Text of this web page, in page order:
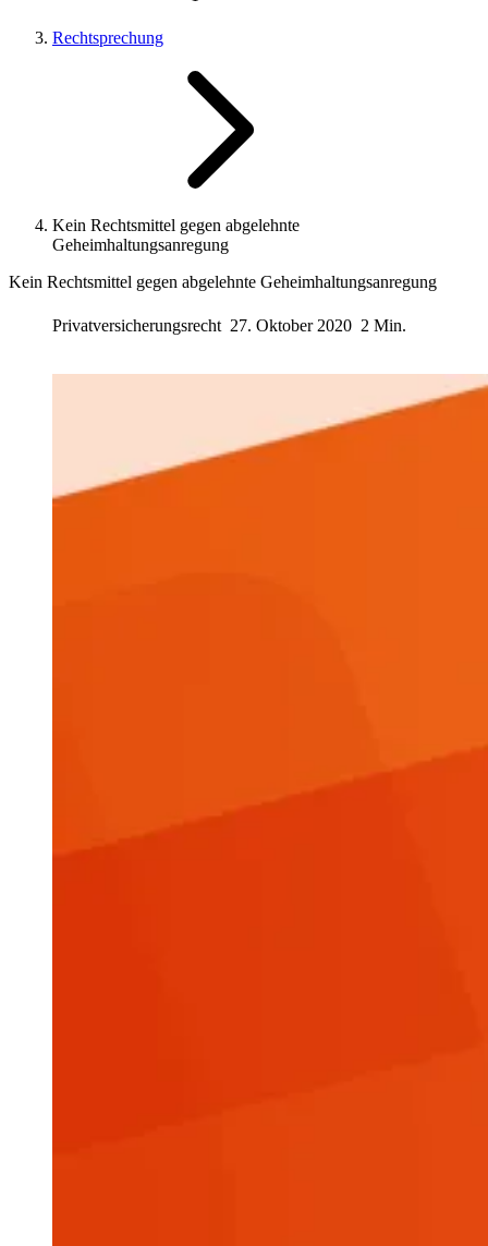
Rechtsprechung
Kein Rechtsmittel gegen abgelehnte
Geheimhaltungsanregung
Kein Rechtsmittel gegen abgelehnte Geheimhaltungsanregung
Privatversicherungsrecht 27. Oktober 2020 2 Min.